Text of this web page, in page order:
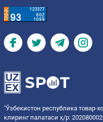
"Ўзбекистон республика
клиринг палатаси ҳ/р: